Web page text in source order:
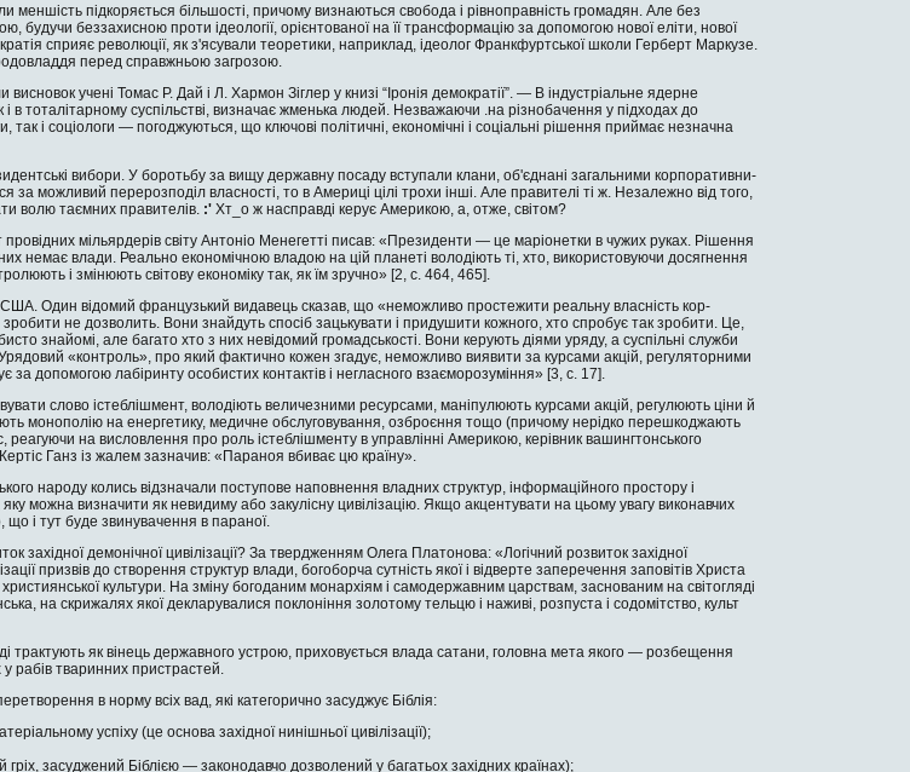
меншість підкоряється більшості, причому виз­наються свобода і рівноправність громадян. Але без
бу­дучи беззахисною проти ідеології, орієнтованої на її трансформацію за допомогою нової еліти, нової
сприяє революції, як з'ясували теоретики, наприклад, ідеолог Франкфуртської школи Герберт Маркузе.
перед справжньою загрозою.
учені Томас Р. Дай і Л. Хармон Зіглер у книзі “Іронія демократії”. — В індустріальне ядерне
і в тоталітарно­му суспільстві, визначає жменька людей. Незважаючи .на різнобачення у підходах до
так і соціологи — погод­жуються, що ключові політичні, економічні і соціальні рішення приймає незначна
вибори. У боротьбу за вищу державну посаду вступали клани, об'єднані загальними корпоративни­
за можливий перерозподіл власності, то в Америці цілі трохи інші. Але правителі ті ж. Незалежно від того,
волю таємних правителів. :' Хт_о ж насправді керує Америкою, а, отже, світом?
провідних мільярдерів світу Антоніо Менегетті писав: «Президенти — це маріонетки в чужих руках. Рішен­ня
немає влади. Реально економічною владою на цій пла­неті володіють ті, хто, використовуючи досягнення
і змінюють світову економіку так, як їм зруч­но» [2, c. 464, 465].
Один відомий французький видавець сказав, що «неможливо простежити реальну власність кор­
не дозволить. Вони знайдуть спосіб зацькувати і придушити кожного, хто спробує так зробити. Це,
знайомі, але багато хто з них невідомий громадсь­кості. Вони керують діями уряду, а суспільні служби
«контроль», про який фактично кожен згадує, неможливо виявити за курсами акцій, регуляторни­ми
допомогою лабіринту особистих контактів і негласного взаєморозуміння» [3, c. 17].
слово істеблішмент, володіють величезними ресурсами, маніпулюють курсами акцій, регулюють ціни й
монополію на енергетику, медичне обслугову­вання, озброєння тощо (причому нерідко перешкоджають
на висловлення про роль істеблішмен­ту в управлінні Америкою, керівник вашингтонсько­го
Ганз із жалем зазначив: «Параноя вбиває цю країну».
народу колись відзначали поступове наповнення владних структур, інформаційного простору і
можна визначити як невидиму або закулісну цивілізацію. Якщо акцентувати на цьому увагу вико­навчих
що і тут буде звинувачення в параної.
демонічної цивілізації? За твердженням Оле­га Платонова: «Логічний розвиток західної
призвів до створення структур влади, богоборча сутність якої і відверте заперечення заповітів Христа
куль­тури. На зміну богоданим монархіям і самодержав­ним царствам, заснованим на світогляді
на скри­жалях якої декларувалися поклоніння золотому тель­цю і наживі, розпуста і содомітство, культ
трактують як вінець державного устрою, прихо­вується влада сатани, головна мета якого — розбещен­ня
рабів тваринних пристрастей.
в норму всіх вад, які категорично засуджує Біблія:
успіху (це основа західної нинішньої цивілізації);
за­суджений Біблією — законодавчо дозволений у бага­тьох західних країнах);